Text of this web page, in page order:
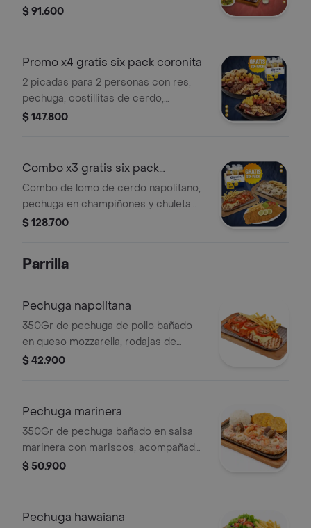
salada, platano maduro y ensalada,
$ 91.600
Promo x4 gratis six pack coronita
2 picadas para 2 personas con res,
pechuga, costillitas de cerdo,
chicharrón, chorizo, morcilla,
pack de Coronita.
$ 147.800
Combo x3 gratis six pack
coronita
Combo de lomo de cerdo napolitano,
pechuga en champiñones y chuleta
valluna, cada plato con papas
$ 128.700
Parrilla
Pechuga napolitana
350Gr de pechuga de pollo bañado
en queso mozzarella, rodajas de
tomate y salsa de tomate.
$ 42.900
Pechuga marinera
350Gr de pechuga bañado en salsa
marinera con mariscos, acompañado
de arroz y patacón.
$ 50.900
Pechuga hawaiana